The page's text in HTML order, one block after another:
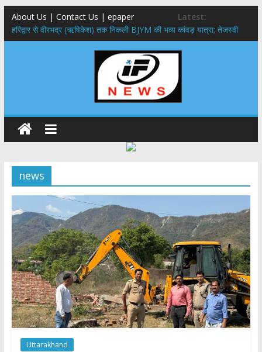
About Us | Contact Us | epaper
Latest:
​हरिद्वार से वीरभद्र (ऋषिकेश) तक निकली BJYM की भव्य कांवड़ यात्रा; तेजस्वी
सूर्या ने की देश व प्रदेशवासियों के कल्याण की कामना
नंदा की चौकी पुल हादसा: PWD के EE, AE और JE निलंबित, सीएम धामी के निर्देश
मुख्यमंत्री ने 9 लाख 87 हजार17 पेंशन लाभार्थियों को कुल 146 करोड़ 32 लाख
राष्ट्रीय हथकरघा दिवस पर मुख्यमंत्री धामी ने उत्कृष्ट बुनकरों और हस्तशिल्प
कारीगरों को किया सम्मानित
​धामी कैबिनेट का बड़ा फैसला: पशुपालकों को 60% तक सब्सिडी, गंगा एक्सप्रेसवे का
हरिद्वार तक होगा विस्तार
news
Uttarakhand